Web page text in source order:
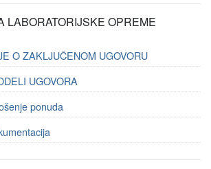
LABORATORIJSKE OPREME
O ZAKLJUČENOM UGOVORU
UGOVORA
ponuda